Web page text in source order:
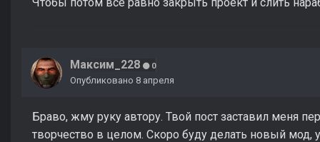
Максим_228 0
Опубликовано 8 апреля
Браво, жму руку автору. Твой пост заставил меня
творчество в целом. Скоро буду делать новый мод,